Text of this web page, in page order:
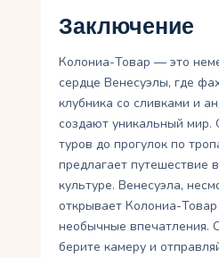
Заключение
Колониа-Товар — это
сердце Венесуэлы, где
клубника со сливками и
создают уникальный мир.
туров до прогулок по
предлагает путешествие
культуре. Венесуэла,
открывает Колониа-
необычные впечатления.
берите камеру и